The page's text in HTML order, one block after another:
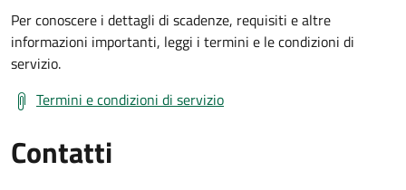
Per conoscere i dettagli di scadenze, requisiti e altre
informazioni importanti, leggi i termini e le condizioni di
servizio.
Termini e condizioni di servizio
Contatti